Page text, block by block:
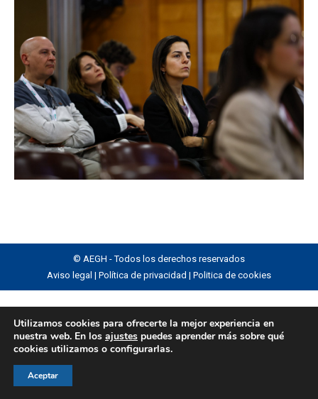
© AEGH - Todos los derechos reservados
Aviso legal | Política de privacidad | Politica de cookies
Utilizamos cookies para ofrecerte la mejor experiencia en
nuestra web. En los ajustes puedes aprender más sobre qué
cookies utilizamos o configurarlas.
Aceptar